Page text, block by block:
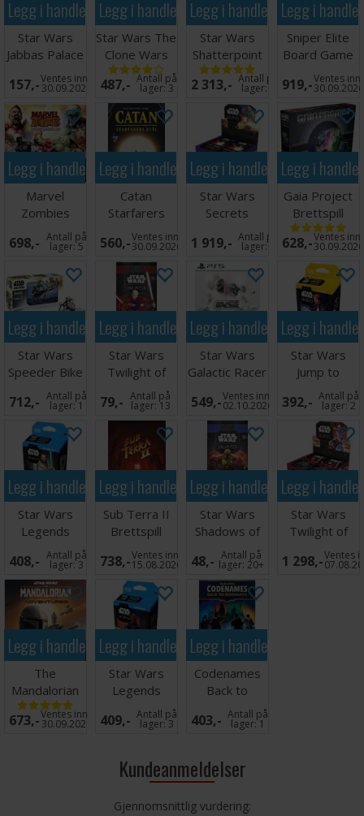
Legg i handlekurven
Star Wars
Jabbas Palace
Kortspill
157,-Ventes inn
30.09.2026
Legg i handlekurven
Star Wars The
Clone Wars
Brettspill
487,- Antall på
lager:3
Legg i handlekurven
Star Wars
Shatterpoint
Core Set
2 313,- Antall på
lager:
Legg i
Sniper Elite
Board Game
Brettspill
919,-Ventes inn
30.09.2026
Legg i handlekurven
Marvel
Zombies
Heroes
Resistance
698,- Antall på
lager:5
Legg i handlekurven
Catan
Starfarers
Duel Brettspill
560,-Ventes inn
30.09.2026
Legg i handlekurven
Star Wars
Secrets
Display
1 919,- Antall på
lager:
Legg i
Gaia Project
Brettspill
628,-Ventes inn
30.09.2026
Legg i handlekurven
Star Wars
Speeder Bike
The
Mandalorian
712,- Antall på
lager:1
Legg i handlekurven
Star Wars
Twilight of
Republic
Booster
79,- Antall på
lager: 13
Legg i handlekurven
Star Wars
Galactic Racer
PS5
549,-Ventes inn
02.10.2026
Legg i
Star Wars
Jump to
Lightspeed
Han Solo
392,- Antall på
lager:2
Legg i handlekurven
Star Wars
Legends
Force
Spotlight Deck
2
408,- Antall på
lager:3
Legg i handlekurven
Sub Terra II
Brettspill
738,-Ventes inn
15.08.2026
Legg i handlekurven
Star Wars
Shadows of
the Galaxy
Booster
48,- Antall på
lager:20+
Legg i
Star Wars
Twilight of
Republic
Display
1 298,-Ventes
Legg i handlekurven
The
Mandalorian
Adventures
Brettspill
673,-Ventes inn
30.09.2026
Legg i handlekurven
Star Wars
Legends
Force
Spotlight Deck
409,- Antall på
lager:3
Legg i handlekurven
Codenames
Back to
Hogwarts
Ordspill
403,- Antall på
lager:1
Kundeanmeldelser
Gjennomsnittlig vurdering: